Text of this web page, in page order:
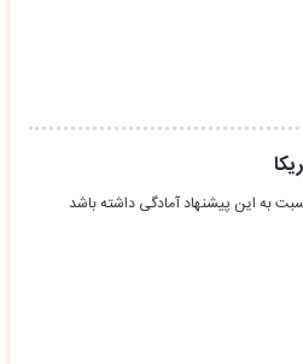
به این پیشنهاد آمادگی داشته باشد